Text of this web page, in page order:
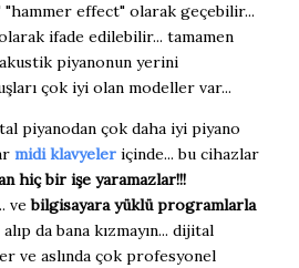
"hammer effect" olarak geçebilir...
ifade edilebilir... tamamen
piyanonun yerini
çok iyi olan modeller var...
piyanodan çok daha iyi piyano
midi klavyeler içinde... bu cihazlar
hiç bir işe yaramazlar!!!
vebilgisayara yüklü programlarla
da bana kızmayın... dijital
ve aslında çok profesyonel